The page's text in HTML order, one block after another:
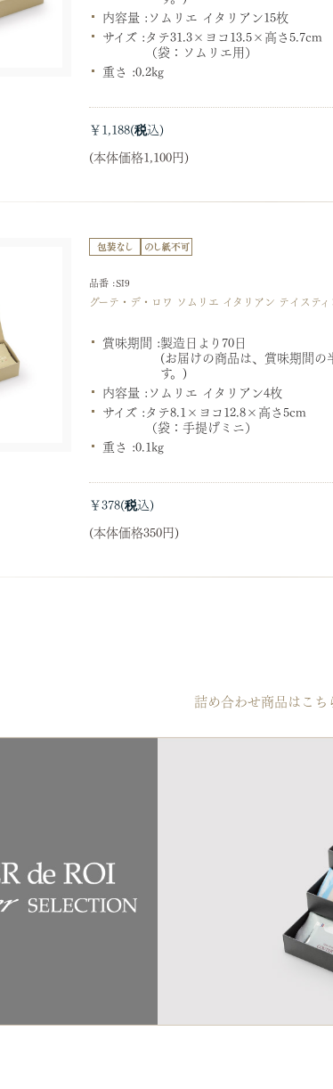
内容量 :ソムリエ イタリアン15枚
サイズ :タテ31.3×ヨコ13.5×高さ5.7cm
（袋：ソムリエ用）
重さ :0.2kg
￥1,188
(本体価格1,100円)
グーテ・デ・ロワ ソムリエ イタリアン テイステ
品番 :SI9
賞味期間 :製造日より70日
(お届けの商品は、賞味期間
す。)
内容量 :ソムリエ イタリアン4枚
サイズ :タテ8.1×ヨコ12.8×高さ5cm
（袋：手提げミニ）
重さ :0.1kg
￥378
(本体価格350円)
詰め合わせ商品はこち